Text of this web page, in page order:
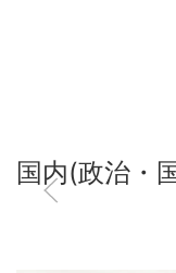
国内(政治・